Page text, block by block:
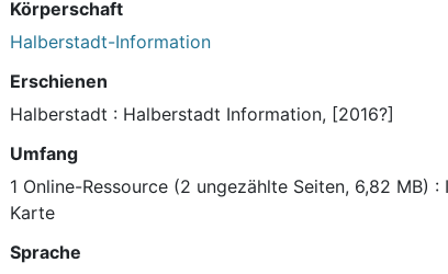
Körperschaft
Halberstadt-Information
Erschienen
Halberstadt : Halberstadt Information, [2016?]
Umfang
1 Online-Ressource (2 ungezählte Seiten, 6,82 MB) :
Karte
Sprache